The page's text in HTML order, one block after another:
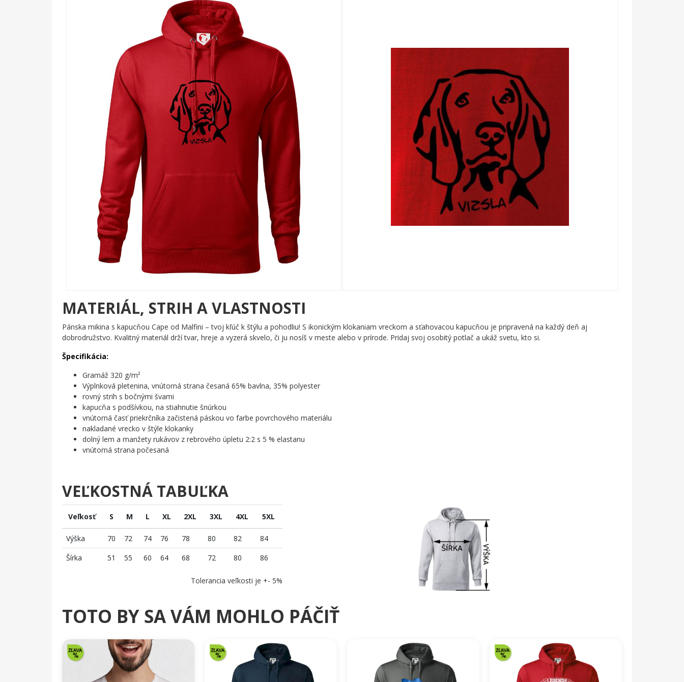
🐾 Každému majiteľovi vizsly, ktorý chce ukázať svetu, aký výnimočný psík má doma
🌟 Milovníkom psov, ktorí oceňujú krásne a vkusné motívy s príbehom
💡 Hľadáčom originálneho darčeka pre priateľa či priateľku, ktorí žijú pre svojho štvornohého spoločníka
🔥 Všetkým, ktorých srdce vždy trochu rýchlejšie zabije pri pohľade na tie smutné, hlboké oči vizsly
Nechajte svetu vedieť, že vizsla nie je len pes – je to životný štýl. Vyberte si tento motív a noste ho s hrdosťou! ✨
MATERIÁL, STRIH A VLASTNOSTI
Pánska mikina s kapucňou Cape od Malfini – tvoj kľúč k štýlu a pohodliu! S ikonickým klokaniam vreckom a sťahovacou kapucňou je pripravená na každý deň aj
dobrodružstvo. Kvalitný materiál drží tvar, hreje a vyzerá skvelo, či ju nosíš v meste alebo v prírode. Pridaj svoj osobitý potlač a ukáž svetu, kto si.
Špecifikácia:
Gramáž 320 g/m²
Výplnková pletenina, vnútorná strana česaná 65% bavlna, 35% polyester
rovný strih s bočnými švami
kapucňa s podšívkou, na stiahnutie šnúrkou
vnútorná časť priekrčníka začistená páskou vo farbe povrchového materiálu
nakladané vrecko v štýle klokanky
dolný lem a manžety rukávov z rebrového úpletu 2:2 s 5 % elastanu
vnútorná strana počesaná
VEĽKOSTNÁ TABUĽKA
Veľkosť S M L XL 2XL 3XL 4XL 5XL
Výška 70 72 74 76 78 80 82
84
Šírka
51 55 60 64 68 72 80 86
Tolerancia veľkosti je +- 5%
TOTO BY SA VÁM MOHLO PÁČIŤ